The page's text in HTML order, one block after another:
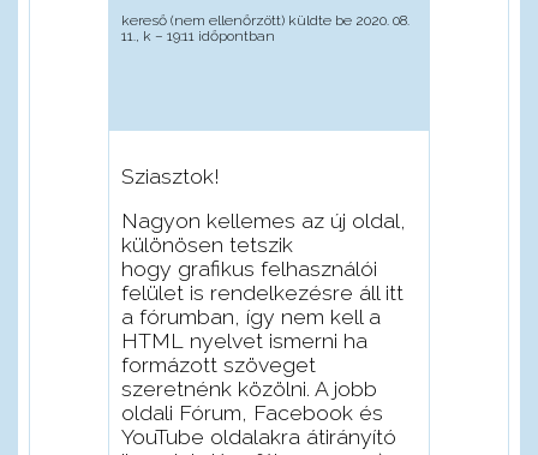
kereső (nem ellenőrzött)küldte be 2020. 08.
11., k – 19:11 időpontban
Sziasztok!
Nagyon kellemes az új oldal,
különösen tetszik
hogy grafikus felhasználói
felület is rendelkezésre áll itt
a fórumban, így nem kell a
HTML nyelvet ismerni ha
formázott szöveget
szeretnénk közölni. A jobb
oldali Fórum, Facebook és
YouTube oldalakra átirányító